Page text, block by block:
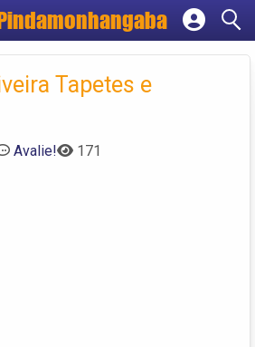
Cadastrar empresa
Criar conta
Tapetes e
Avalie! 171